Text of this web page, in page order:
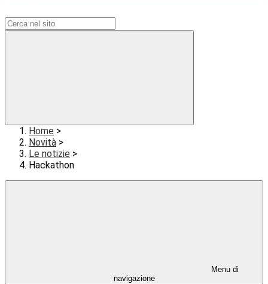
Home >
Novità >
Le notizie >
Hackathon
Menu di
navigazione